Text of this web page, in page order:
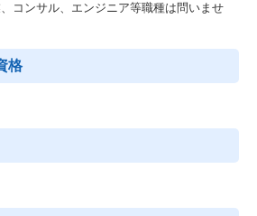
コンサル、エンジニア等職種は問いませ
格